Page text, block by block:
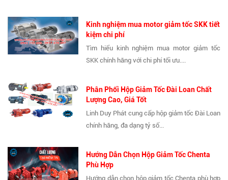
Kinh nghiệm mua motor giảm tốc SKK tiết
kiệm chi phí
Tìm hiểu kinh nghiệm mua motor giảm tốc
SKK chính hãng với chi phí tối ưu....
Phân Phối Hộp Giảm Tốc Đài Loan Chất
Lượng Cao, Giá Tốt
Linh Duy Phát cung cấp hộp giảm tốc Đài Loan
chính hãng, đa dạng tỷ số...
Hướng Dẫn Chọn Hộp Giảm Tốc Chenta
Phù Hợp
Hướng dẫn chọn hộp giảm tốc Chenta phù hợp